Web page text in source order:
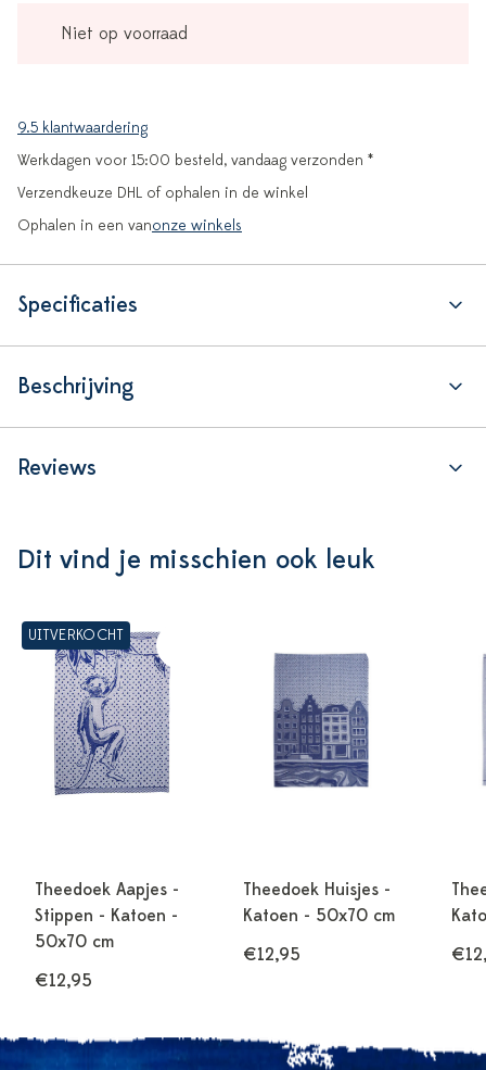
Niet op voorraad
9.5 klantwaardering
Werkdagen voor 15:00 besteld, vandaag verzonden *
Verzendkeuze DHL of ophalen in de winkel
Ophalen in een vanonze winkels
Specificaties
Beschrijving
Reviews
Dit vind je misschien ook leuk
UITVERKOCHT
Theedoek Aapjes -
Stippen - Katoen -
50x70 cm
€12,95
Theedoek Huisjes -
Katoen - 50x70 cm
€12,95